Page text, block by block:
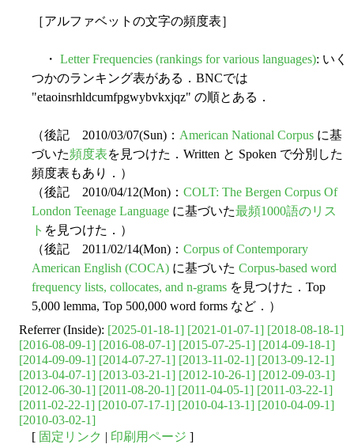
［アルファベットの文字の頻度表］
・ Letter Frequencies (rankings for various languages): いく
つかのランキング表がある．BNCでは
"etaoinsrhldcumfpgwybvkxjqz" の順とある．
（後記 2010/03/07(Sun)： American National Corpus に基
づいた頻度表を見つけた．Written と Spoken で分別した
頻度表もあり．）
（後記 2010/04/12(Mon)： COLT: The Bergen Corpus Of
London Teenage Language に基づいた最頻1000語のリス
ト を見つけた．）
（後記 2011/02/14(Mon)： Corpus of Contemporary
American English (COCA) に基づいた Corpus-based word
frequency lists, collocates, and n-grams を見つけた．Top
5,000 lemma, Top 500,000 word forms など．）
Referrer (Inside): [2025-01-18-1] [2021-01-07-1] [2018-08-18-1]
[2016-08-09-1] [2016-08-07-1] [2015-07-25-1] [2014-09-18-1]
[2014-09-09-1] [2014-07-27-1] [2013-11-02-1] [2013-09-12-1]
[2013-04-07-1] [2013-03-21-1] [2012-10-26-1] [2012-09-03-1]
[2012-06-30-1] [2011-08-20-1] [2011-04-05-1] [2011-03-22-1]
[2011-02-22-1] [2010-07-17-1] [2010-04-13-1] [2010-04-09-1]
[2010-03-02-1]
[ 固定リンク | 印刷用ページ ]